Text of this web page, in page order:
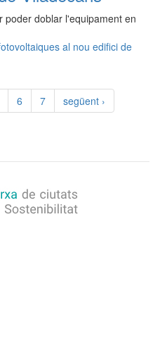
poder doblar l'equipament en
al nou edifici de
6 7 següent ›